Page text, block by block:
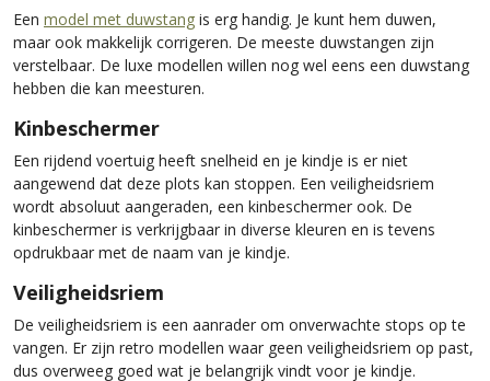
Een model met duwstang is erg handig. Je kunt hem duwen,
maar ook makkelijk corrigeren. De meeste duwstangen zijn
verstelbaar. De luxe modellen willen nog wel eens een duwstang
hebben die kan meesturen.
Kinbeschermer
Een rijdend voertuig heeft snelheid en je kindje is er niet
aangewend dat deze plots kan stoppen. Een veiligheidsriem
wordt absoluut aangeraden, een kinbeschermer ook. De
kinbeschermer is verkrijgbaar in diverse kleuren en is tevens
opdrukbaar met de naam van je kindje.
Veiligheidsriem
De veiligheidsriem is een aanrader om onverwachte stops op te
vangen. Er zijn retro modellen waar geen veiligheidsriem op past,
dus overweeg goed wat je belangrijk vindt voor je kindje.